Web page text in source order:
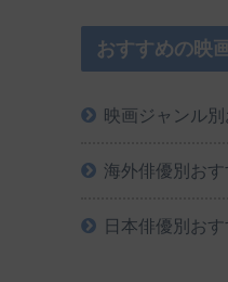
おすすめの映
映画ジャンル
海外俳優別お
日本俳優別お